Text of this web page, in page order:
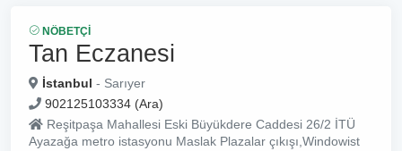
NÖBETÇI
Tan Eczanesi
İstanbul - Sarıyer
902125103334 (Ara)
Reşitpaşa Mahallesi Eski Büyükdere Caddesi 26/2 İTÜ
Ayazağa metro istasyonu Maslak Plazalar çıkışı,Windowist